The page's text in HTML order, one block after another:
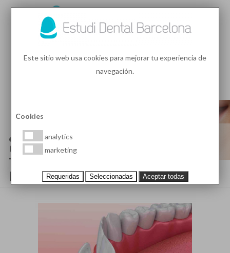
¿EN QUÉ CONSISTEN LAS
CARILLAS DENTALES SIN
TALLADO Y CUÁNDO SE
INDICAN?
Este sitio web usa cookies para mejorar tu experiencia de
navegación.
Cookies
analytics
marketing
Requeridas Seleccionadas Aceptar todas